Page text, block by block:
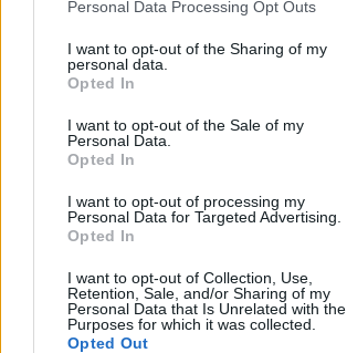
Personal Data Processing Opt Outs
I want to opt-out of the Sharing of my
personal data.
Opted In
I want to opt-out of the Sale of my
Personal Data.
Opted In
I want to opt-out of processing my
Personal Data for Targeted Advertising.
Opted In
I want to opt-out of Collection, Use,
Retention, Sale, and/or Sharing of my
Personal Data that Is Unrelated with the
Purposes for which it was collected.
Opted Out